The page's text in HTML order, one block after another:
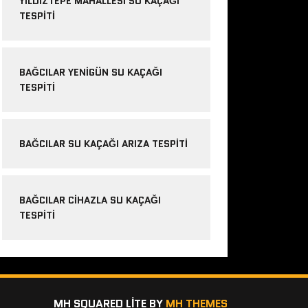
TESPITI
BAĞCILAR YENIGÜN SU KAÇAĞI
TESPITI
BAĞCILAR SU KAÇAĞI ARIZA TESPITI
BAĞCILAR CIHAZLA SU KAÇAĞI
TESPITI
MH SQUARED LITE BY MH THEMES